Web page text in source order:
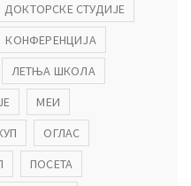
ДОКТОРСКЕ СТУДИЈЕ
КОНФЕРЕНЦИЈА
ЛЕТЊА ШКОЛА
МЕИ
ОГЛАС
ПОСЕТА